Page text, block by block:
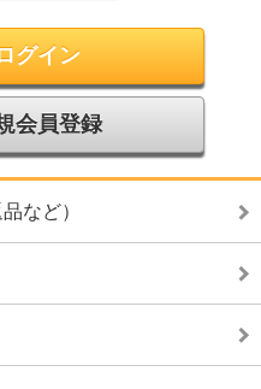
グイン
会員登録
など）